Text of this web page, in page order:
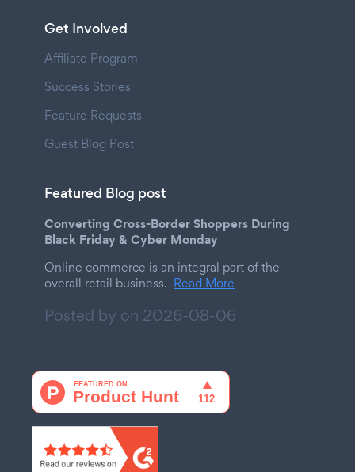
Get Involved
Affiliate Program
Success Stories
Feature Requests
Guest Blog Post
Featured Blog post
Converting Cross-Border Shoppers During
Black Friday & Cyber Monday
Online commerce is an integral part of the
overall retail business. Read More
Posted by on 2026-08-06